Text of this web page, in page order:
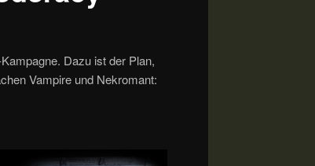
Dazu ist der Plan,
Vampire und Nekromant: